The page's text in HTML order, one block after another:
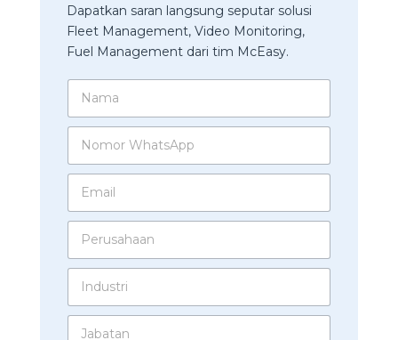
Dapatkan saran langsung seputar solusi
Fleet Management, Video Monitoring,
Fuel Management dari tim McEasy.
N
m
N
m
W
t
A
p
E
a
*
P
r
a
I
d
J